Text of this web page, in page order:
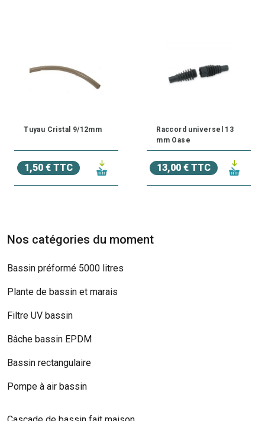
Tuyau Cristal 9/12mm
1,50 € TTC
Raccord universel 13
mm Oase
13,00 € TTC
Nos catégories du moment
Bassin préformé 5000 litres
Plante de bassin et marais
Filtre UV bassin
Bâche bassin EPDM
Bassin rectangulaire
Pompe à air bassin